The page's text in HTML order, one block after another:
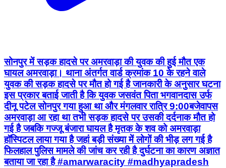
सोनपुर में सड़क हादसे पर अमरवाड़ा की युवक की हुई मौत एक
घायल अमरवाड़ा। थाना अंतर्गत वार्ड क्रमांक 10 के रहने वाले
युवक की सड़क हादसे पर मौत हो गई है जानकारी के अनुसार घटना
इस प्रकार बताई जाती है कि युवक जसवंत पिता भगवानदास उर्फ
दीनू पटेल सोनपुर गया हुआ था और मंगलवार रात्रि 9:00बजेवापस
अमरवाड़ा आ रहा था तभी सड़क हादसे पर उसकी दर्दनाक मौत हो
गई है जबकि गज्जू बंजारा घायल है मृतक के शव को अमरवाड़ा
हॉस्पिटल लाया गया है जहां बड़ी संख्या में लोगों की भीड़ लग गई है
फिलहाल पुलिस मामले की जांच कर रही है दुर्घटना का कारण अज्ञात
बताया जा रहा है #amarwaracity #madhyapradesh